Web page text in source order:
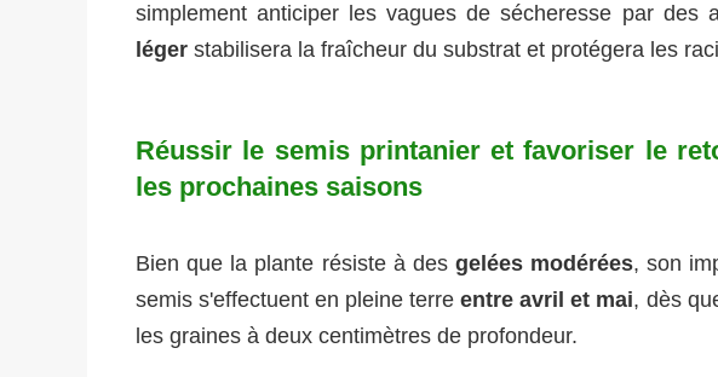
simplement anticiper les vagues de sécheresse par des
léger stabilisera la fraîcheur du substrat et protégera les
Réussir le semis printanier et favoriser le
les prochaines saisons
Bien que la plante résiste à des gelées modérées, son
semis s'effectuent en pleine terreentre avril et mai, dès
les graines à deux centimètres de profondeur.